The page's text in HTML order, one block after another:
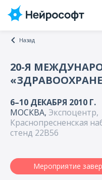
Назад
20-Я
6–10 ДЕКАБРЯ 2010 Г.
МОСКВА, Экспоцентр,
Краснопресненская
стенд 22В56
Мероприятие